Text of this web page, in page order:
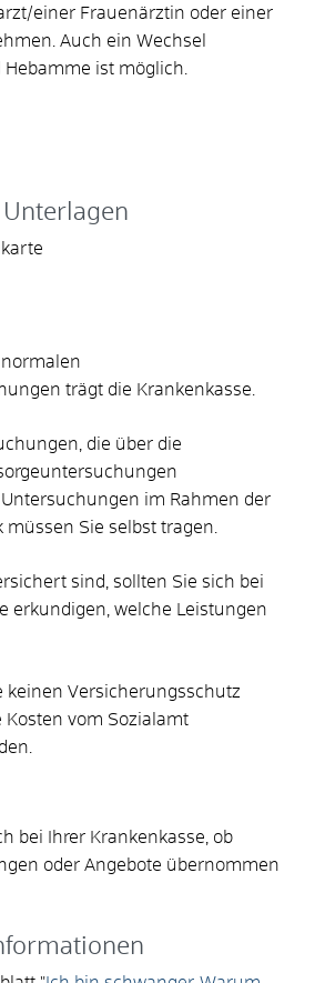
einer Frauenärztin oder einer
Auch ein Wechsel
ist möglich.
trägt die Krankenkasse.
die über die
im Rahmen der
müssen Sie selbst tragen.
sind, sollten Sie sich bei
erkundigen, welche Leistungen
keinen Versicherungsschutz
Kosten vom Sozialamt
bei Ihrer Krankenkasse, ob
oder Angebote übernommen